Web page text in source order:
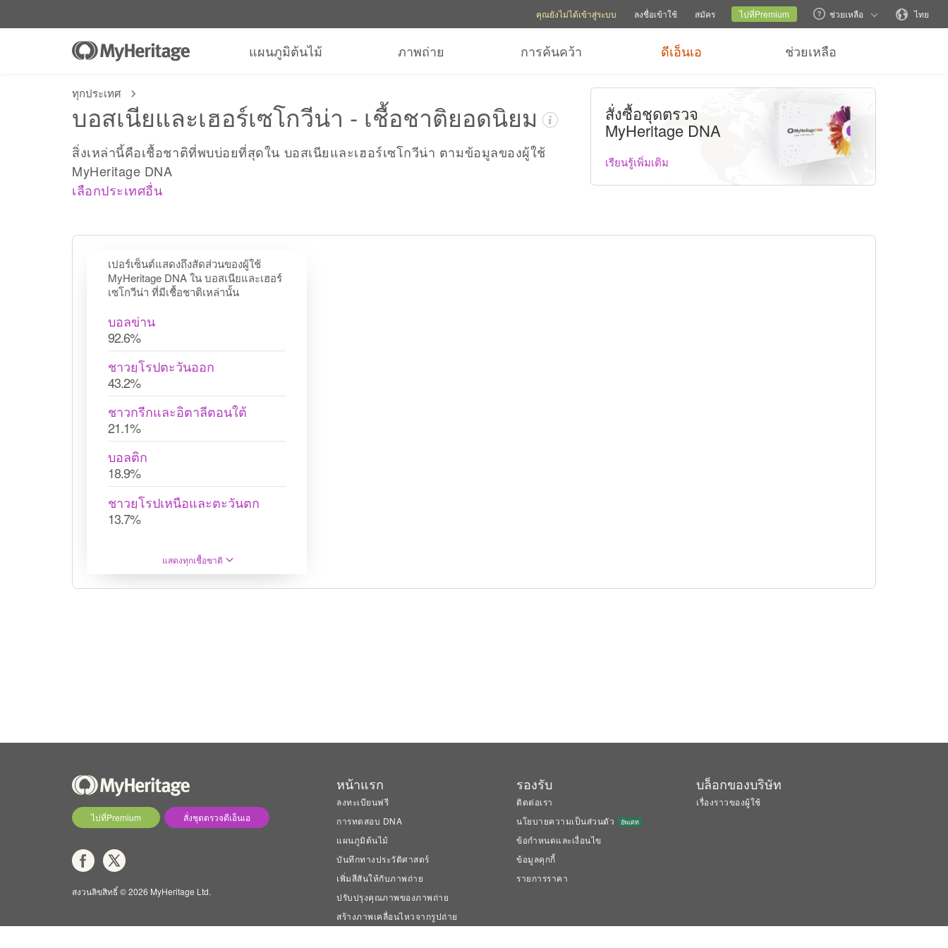
สลับเว็บไซต์ครอบครัวไซต์ปัจจุบันเปลี่ยนภาษา
คุณยังไม่ได้เข้าสู่ระบบ ลงชื่อเข้าใช้ สมัคร ไปที่Premium ช่วยเหลือ ไทย
แผนภูมิต้นไม้ ภาพถ่าย การค้นคว้า ดีเอ็นเอ ช่วยเหลือ
ทุกประเทศ
บอสเนียและเฮอร์เซโกวีน่า - เชื้อชาติยอดนิยม
สิ่งเหล่านี้คือเชื้อชาติที่พบบ่อยที่สุดใน บอสเนียและเฮอร์เซโกวีน่า ตามข้อมูลของผู้ใช้
MyHeritage DNA
เลือกประเทศอื่น
สั่งซื้อชุดตรวจ
MyHeritage DNA
เรียนรู้เพิ่มเติม
เปอร์เซ็นต์แสดงถึงสัดส่วนของผู้ใช้
MyHeritage DNA ใน บอสเนียและเฮอร์
เซโกวีน่า ที่มีเชื้อชาติเหล่านั้น
บอลข่าน
92.6%
ชาวยุโรปตะวันออก
43.2%
ชาวกรีกและอิตาลีตอนใต้
21.1%
บอลติก
18.9%
ชาวยุโรปเหนือและตะวันตก
13.7%
แสดงทุกเชื้อชาติ
ไปที่Premium สั่งชุดตรวจดีเอ็นเอ
สงวนลิขสิทธิ์ © 2026 MyHeritage Ltd.
หน้าแรก
ลงทะเบียนฟรี
การทดสอบ DNA
แผนภูมิต้นไม้
บันทึกทางประวัติศาสตร์
เพิ่มสีสันให้กับภาพถ่าย
ปรับปรุงคุณภาพของภาพถ่าย
สร้างภาพเคลื่อนไหวจากรูปถ่าย
รองรับ
ติดต่อเรา
นโยบายความเป็นส่วนตัว
อัพเดท
ข้อกำหนดและเงื่อนไข
ข้อมูลคุกกี้
รายการราคา
บล็อกของบริษัท
เรื่องราวของผู้ใช้